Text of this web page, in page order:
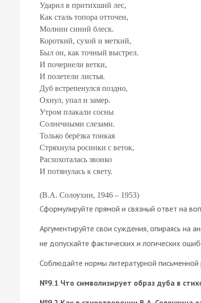
Ударил в притихший лес,
Как сталь топора отточен,
Молнии синий блеск.
Короткий, сухой и меткий,
Был он, как точный выстрел.
И почернели ветки,
И полетели листья.
Дуб встрепенулся поздно,
Охнул, упал и замер.
Утром плакали сосны
Солнечными слезами.
Только берёзка тонкая
Стряхнула росинки с веток,
Расхохоталась звонко
И потянулась к свету.
Сформулируйте прямой и связный ответ на
Аргументируйте свои суждения, опираясь на
не допускайте фактических и логических
Соблюдайте нормы литературной письменной
№9.1 Что символизирует образ дуба в